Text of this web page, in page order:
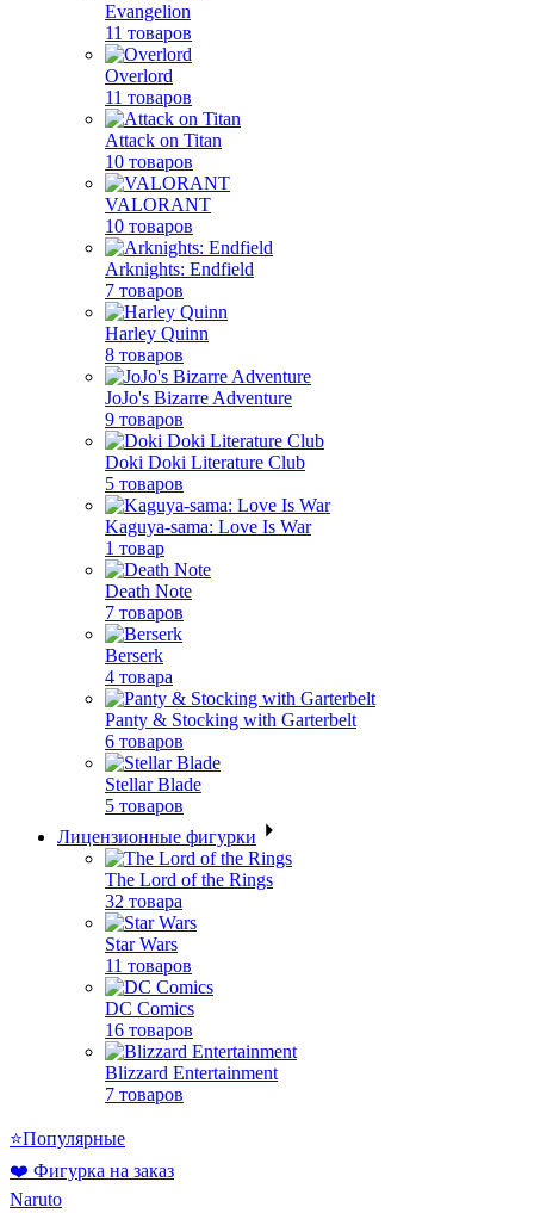
Evangelion
11 товаров
Overlord
11 товаров
Attack on Titan
10 товаров
VALORANT
10 товаров
Arknights: Endfield
7 товаров
Harley Quinn
8 товаров
JoJo's Bizarre Adventure
9 товаров
Doki Doki Literature Club
5 товаров
Kaguya-sama: Love Is War
1 товар
Death Note
7 товаров
Berserk
4 товара
Panty & Stocking with Garterbelt
6 товаров
Stellar Blade
5 товаров
Лицензионные фигурки
The Lord of the Rings
32 товара
Star Wars
11 товаров
DC Comics
16 товаров
Blizzard Entertainment
7 товаров
⭐Популярные
❤️ Фигурка на заказ
Naruto